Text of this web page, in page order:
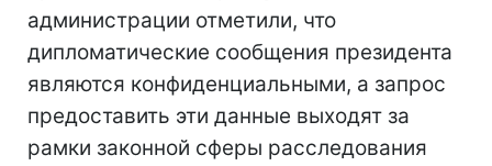
администрации отметили, что
дипломатические сообщения президента
являются конфиденциальными, а запрос
предоставить эти данные выходят за
рамки законной сферы расследования